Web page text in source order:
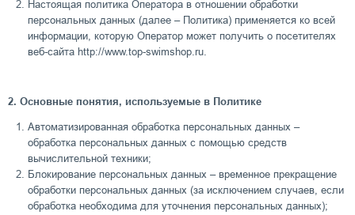
Настоящая политика Оператора в отношении обработки
персональных данных (далее – Политика) применяется ко всей
информации, которую Оператор может получить о посетителях
веб-сайта http://www.top-swimshop.ru.
2. Основные понятия, используемые в Политике
Автоматизированная обработка персональных данных –
обработка персональных данных с помощью средств
вычислительной техники;
Блокирование персональных данных – временное прекращение
обработки персональных данных (за исключением случаев, если
обработка необходима для уточнения персональных данных);